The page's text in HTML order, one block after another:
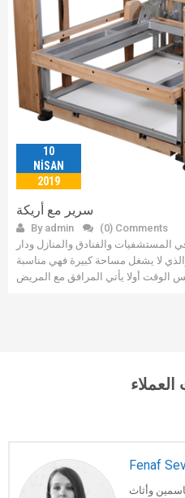
10
NISAN
2019
سرير مع أريكة
By admin
(0) Comments
المستشفيات والفنادق والمنازل ودار
لا يشغل مساحة كبيرة فهي مناسبة
الوقت أولا يأتي المرافق مع المريض
Fenaf
وأثاث